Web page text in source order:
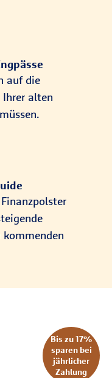
auf die
alten
kommenden
Bis zu 17%
sparen bei
jährlicher
Zahlung